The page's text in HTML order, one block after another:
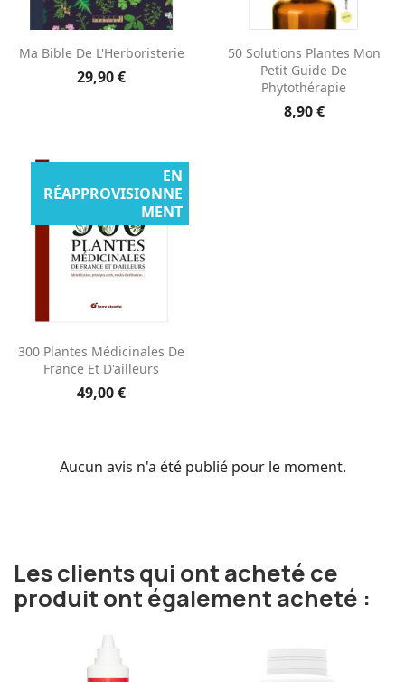
Ma Bible De L'Herboristerie
29,90 €
50 Solutions Plantes Mon
Petit Guide De
Phytothérapie
8,90 €
300 Plantes Médicinales De
France Et D'ailleurs
49,00 €
EN
RÉAPPROVISIONNE
MENT
Aucun avis n'a été publié pour le moment.
Les clients qui ont acheté ce
produit ont également acheté :